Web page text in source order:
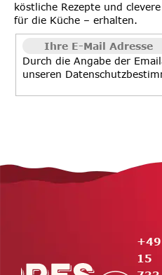
köstliche Rezepte und
für die Küche – erhalten.
Durch die Angabe der
unseren
F
u
+49
15